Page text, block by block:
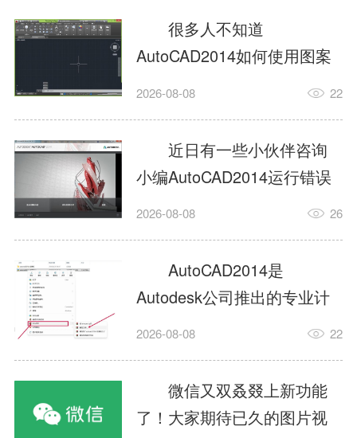
很多人不知道
AutoCAD2014如何使用图案
填充?今日为你们带来的文章
用图案填充的内容，还有不
清楚小伙伴和小编一起去学
习一下吧。1.打开
AutoCAD2014这款软件，进
入AutoCAD2014的操作界
面，如图所示：2.在该界面内
找到矩形选项，如图所示：3.
点击矩...
2026-08-08 22
近日有一些小伙伴咨询
小编AutoCAD2014运行错误
怎么办?下面就为大家带来了
办的解决方法，有需要的小
伙伴可以来了解了解哦。1.打
开控制面板，选择
AutodeskAutoCAD2014。2.
等AutodeskAutoCAD2014的
安装程序加载完毕。3.选择添
加/...
2026-08-08 26
AutoCAD2014是
Autodesk公司推出的专业计
算机辅助设计（CAD）软
子、建筑、服装等多个工程
与设计领域。作为行业标准
工具之一，它提供了强大的
2026-08-08 22
微信又双叒叕上新功能
了！大家期待已久的图片视